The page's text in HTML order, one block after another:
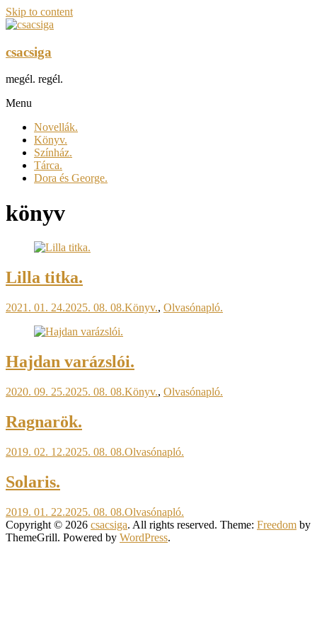
Skip to content
csacsiga
megél. regél.
Menu
Novellák.
Könyv.
Színház.
Tárca.
Dora és George.
könyv
Lilla titka.
2021. 01. 24.2025. 08. 08.Könyv., Olvasónapló.
Hajdan varázslói.
2020. 09. 25.2025. 08. 08.Könyv., Olvasónapló.
Ragnarök.
2019. 02. 12.2025. 08. 08.Olvasónapló.
Solaris.
2019. 01. 22.2025. 08. 08.Olvasónapló.
Copyright © 2026 csacsiga. All rights reserved. Theme: Freedom by
ThemeGrill. Powered by WordPress.